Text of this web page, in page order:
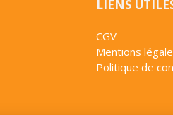
LIENS
CGV
Mentions
Politique de